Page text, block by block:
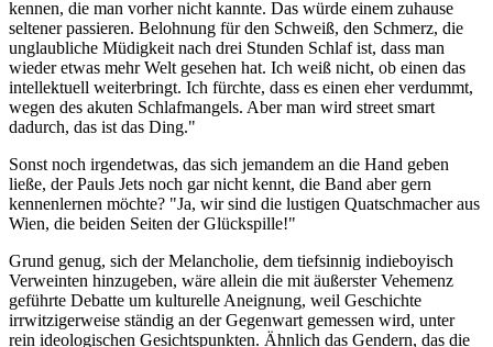
kennen, die man vorher nicht kannte. Das würde einem zuhause
seltener passieren. Belohnung für den Schweiß, den Schmerz, die
unglaubliche Müdigkeit nach drei Stunden Schlaf ist, dass man
wieder etwas mehr Welt gesehen hat. Ich weiß nicht, ob einen das
intellektuell weiterbringt. Ich fürchte, dass es einen eher verdummt,
wegen des akuten Schlafmangels. Aber man wird street smart
dadurch, das ist das Ding."
Sonst noch irgendetwas, das sich jemandem an die Hand geben
ließe, der Pauls Jets noch gar nicht kennt, die Band aber gern
kennenlernen möchte? "Ja, wir sind die lustigen Quatschmacher aus
Wien, die beiden Seiten der Glückspille!"
Grund genug, sich der Melancholie, dem tiefsinnig indieboyisch
Verweinten hinzugeben, wäre allein die mit äußerster Vehemenz
geführte Debatte um kulturelle Aneignung, weil Geschichte
irrwitzigerweise ständig an der Gegenwart gemessen wird, unter
rein ideologischen Gesichtspunkten. Ähnlich das Gendern, das die